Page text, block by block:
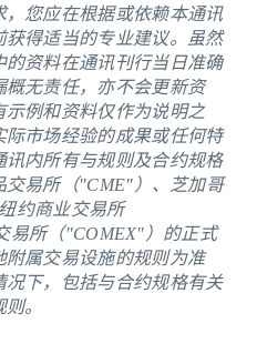
您应在根据或依赖本通讯
得适当的专业建议。虽然
资料在通讯刊行当日准确
无责任，亦不会更新资
例和资料仅作为说明之
市场经验的成果或任何特
内所有与规则及合约规格
易所（"CME"）、芝加哥
约商业交易所
易所（"COMEX"）的正式
属交易设施的规则为准
况下，包括与合约规格有关
。